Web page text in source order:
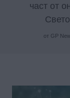
част от
от GP